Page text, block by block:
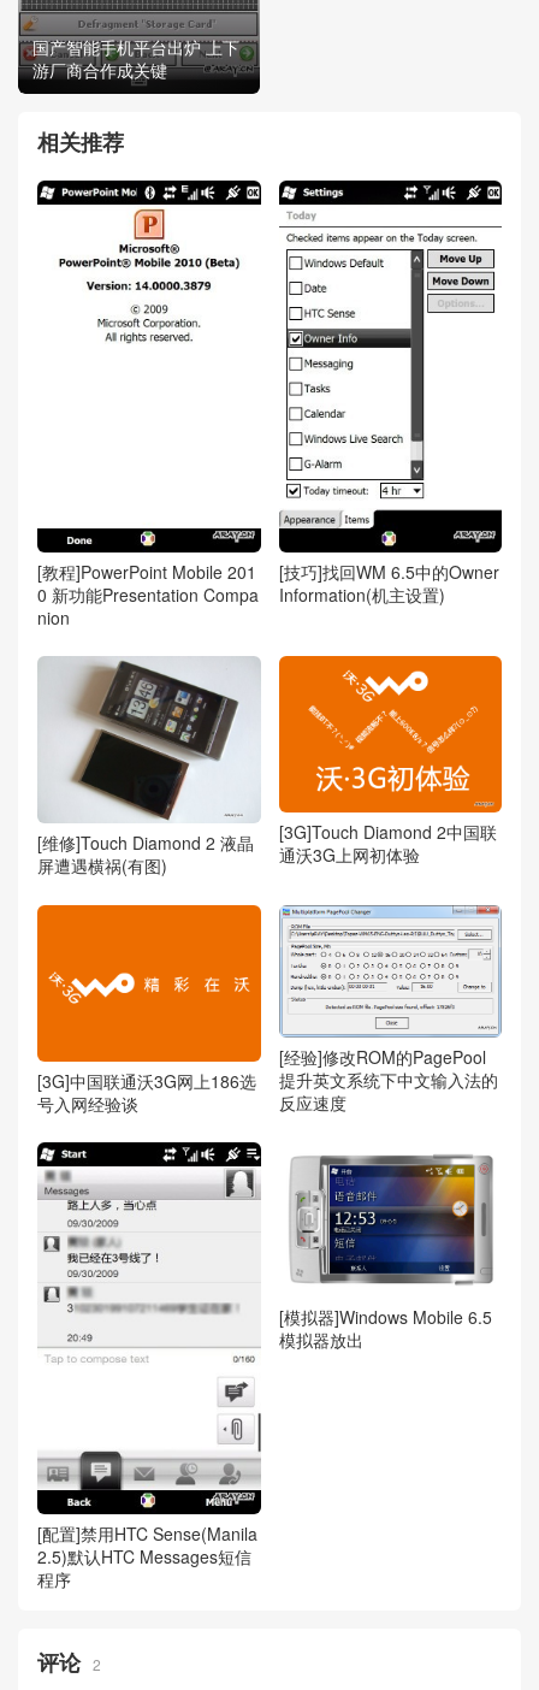
国产智能手机平台出炉 上下
游厂商合作成关键
相关推荐
[教程]PowerPoint Mobile 201
0 新功能Presentation Compa
nion
[技巧]找回WM 6.5中的Owner
Information(机主设置)
[维修]Touch Diamond 2 液晶
屏遭遇横祸(有图)
[3G]Touch Diamond 2中国联
通沃3G上网初体验
[3G]中国联通沃3G网上186选
号入网经验谈
[经验]修改ROM的PagePool
提升英文系统下中文输入法的
反应速度
[配置]禁用HTC Sense(Manila
2.5)默认HTC Messages短信
程序
[模拟器]Windows Mobile 6.5
模拟器放出
评论 2